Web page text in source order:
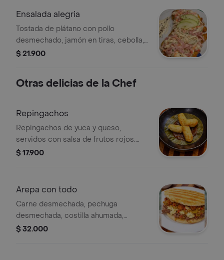
Ensalada alegria
Tostada de plátano con pollo
desmechado, jamón en tiras, cebolla,
zanahoria, apio y salsa. Decorada con
$ 21.900
Otras delicias de la Chef
Repingachos
Repingachos de yuca y queso,
servidos con salsa de frutos rojos.
Incluye 4 unidades.
$ 17.900
Arepa con todo
Carne desmechada, pechuga
desmechada, costilla ahumada,
chicharrón crujiente, queso y salsa de
$ 32.000